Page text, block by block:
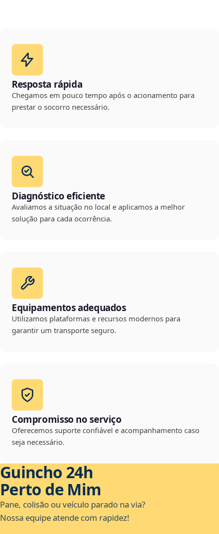
Resposta rápida
Chegamos em pouco tempo após o acionamento para
prestar o socorro necessário.
Diagnóstico eficiente
Avaliamos a situação no local e aplicamos a melhor
solução para cada ocorrência.
Equipamentos adequados
Utilizamos plataformas e recursos modernos para
garantir um transporte seguro.
Compromisso no serviço
Oferecemos suporte confiável e acompanhamento caso
seja necessário.
Guincho 24h
Perto de Mim
Pane, colisão ou veículo parado na via?
Nossa equipe atende com rapidez!